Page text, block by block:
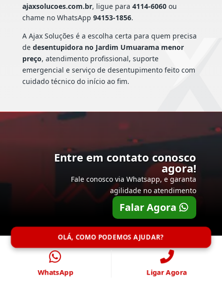
ajaxsolucoes.com.br, ligue para 4114-6060ou
chame no WhatsApp 94153-1856.
A Ajax Soluções é a escolha certa para quem precisa
de desentupidora no Jardim Umuarama menor
preço, atendimento profissional, suporte
emergencial e serviço de desentupimento feito com
cuidado técnico do início ao fim.
Entre em contato conosco
agora!
Fale conosco via Whatsapp, e garanta
agilidade no atendimento
Falar Agora
OLÁ, COMO PODEMOS AJUDAR?
WhatsApp Ligar Agora